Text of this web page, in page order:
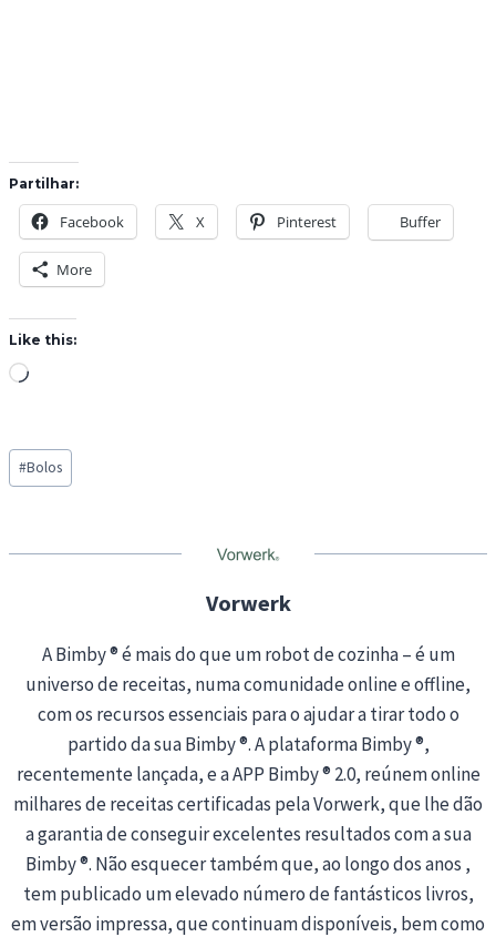
Partilhar:
Facebook X Pinterest Buffer
More
Like this:
L
d
i
g
Post
Tags:
#Bolos
Vorwerk
A Bimby ® é mais do que um robot de cozinha – é um
universo de receitas, numa comunidade online e offline,
com os recursos essenciais para o ajudar a tirar todo o
partido da sua Bimby ®. A plataforma Bimby ®,
recentemente lançada, e a APP Bimby ® 2.0, reúnem online
milhares de receitas certificadas pela Vorwerk, que lhe dão
a garantia de conseguir excelentes resultados com a sua
Bimby ®. Não esquecer também que, ao longo dos anos ,
tem publicado um elevado número de fantásticos livros,
em versão impressa, que continuam disponíveis, bem como